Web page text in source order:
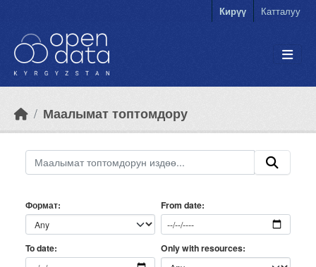
Кирүү Катталуу
Маалымат топтомдору
Формат From date
To date Only with resources